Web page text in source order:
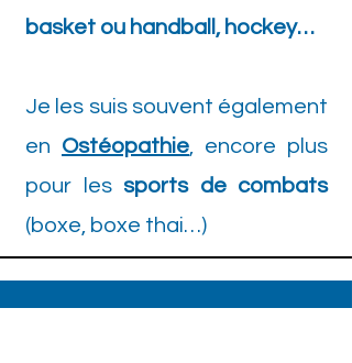
basket ou handball, hockey…
Je les suis souvent également
en Ostéopathie, encore plus
pour lessports de combats
(boxe, boxe thai…)
ADRESSE